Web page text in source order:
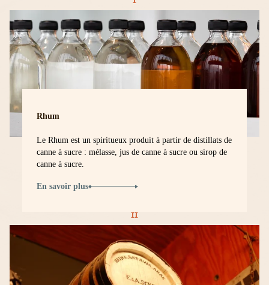
Rhum
Le Rhum est un spiritueux produit à partir de distillats de
canne à sucre : mélasse, jus de canne à sucre ou sirop de
canne à sucre.
En savoir plus